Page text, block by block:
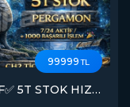
99999 TL
5T STOK HIZLI